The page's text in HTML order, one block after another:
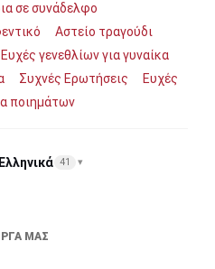
σε συνάδελφο
Αστείο τραγούδι
Ευχές γενεθλίων για γυναίκα
Συχνές Ερωτήσεις
Ευχές
ποιημάτων
Ελληνικά 41 ▾
ΜΑΣ